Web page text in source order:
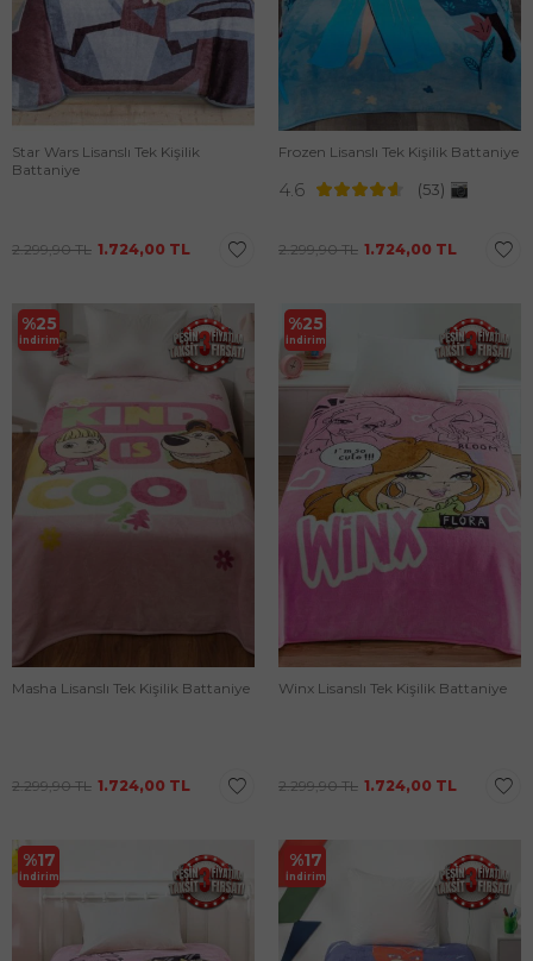
Star Wars Lisanslı Tek Kişilik
Battaniye
2.299,90TL 1.724,00 TL
Frozen Lisanslı Tek Kişilik Battaniye
4.6 (53)
2.299,90TL 1.724,00 TL
%25
İndirim
Masha Lisanslı Tek Kişilik Battaniye
2.299,90TL 1.724,00 TL
%25
İndirim
Winx Lisanslı Tek Kişilik Battaniye
2.299,90TL 1.724,00 TL
%17
İndirim
%17
İndirim